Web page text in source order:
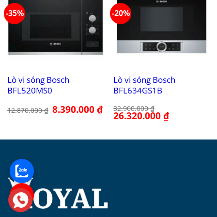
-35%
Lò vi sóng Bosch
BFL520MS0
12.870.000₫ Giá
gốc
8.390.000₫Giá
hiện
-20%
Lò vi sóng Bosch
BFL634GS1B
32.900.000₫
Giá
gốc
26.320.000₫Giá
hiện
26.320.000 ₫.